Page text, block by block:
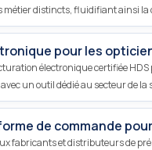
métier distincts, fluidifiant ainsi la
pour les
électronique certifiée
un outil dédié au secteur de la
de commande
fabricants et distributeurs de